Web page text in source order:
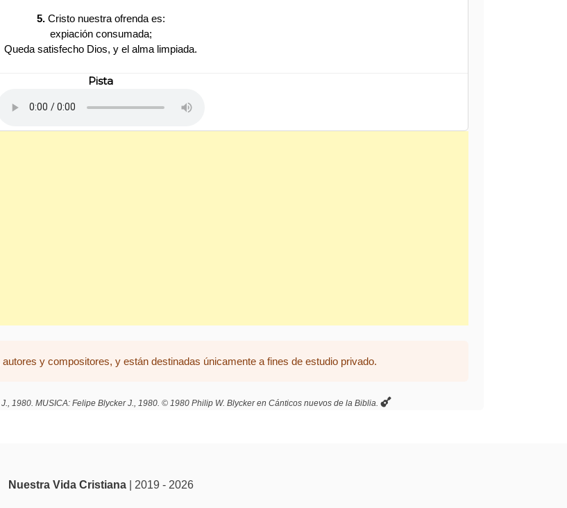
5.Cristo nuestra ofrenda es:
expiación consumada;
Queda satisfecho Dios, y el alma limpiada.
Pista
y compositores, y están destinadas únicamente a fines de estudio privado.
1980. MUSICA: Felipe Blycker J., 1980. © 1980 Philip W. Blycker en Cánticos nuevos de la Biblia.
Nuestra Vida Cristiana| 2019 - 2026